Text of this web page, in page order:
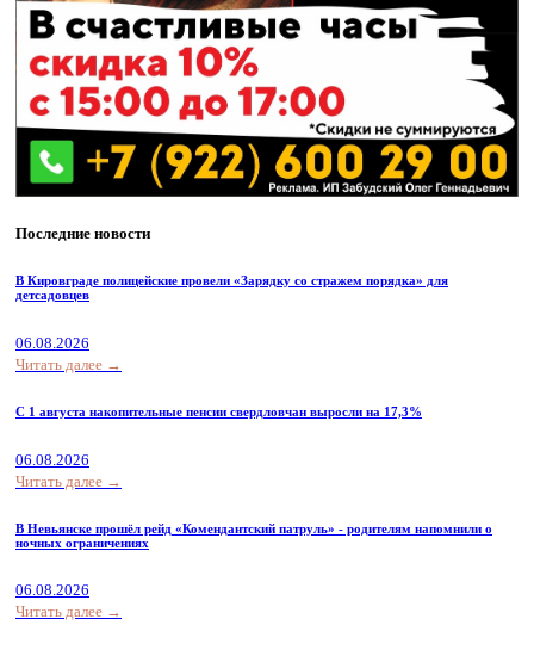
Последние новости
В Кировграде полицейские провели «Зарядку со стражем порядка» для
детсадовцев
06.08.2026
Читать далее →
С 1 августа накопительные пенсии свердловчан выросли на 17,3%
06.08.2026
Читать далее →
В Невьянске прошёл рейд «Комендантский патруль» - родителям напомнили о
ночных ограничениях
06.08.2026
Читать далее →